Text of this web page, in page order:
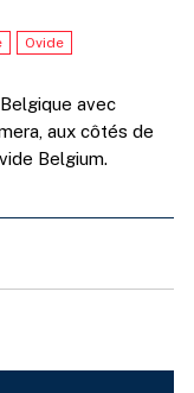
Ovide
avec
aux côtés de
Belgium.